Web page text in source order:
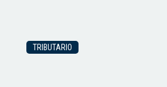
TRIBUTARIO